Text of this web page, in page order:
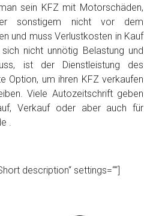
sein KFZ mit Motorschäden,
sonstigem nicht vor dem
und muss Verlustkosten in Kauf
nicht unnötig Belastung und
ist der Dienstleistung des
Option, um ihren KFZ verkaufen
Viele Autozeitschrift geben
Verkauf oder aber auch für
.
description“ settings=““]